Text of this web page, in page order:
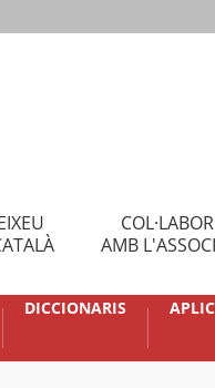
AMB
DICCIONARIS